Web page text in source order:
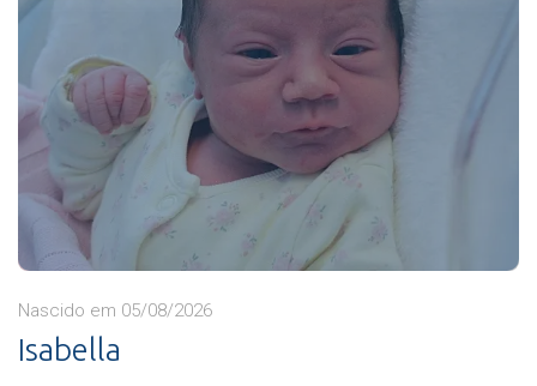
Nascido em 05/08/2026
Isabella